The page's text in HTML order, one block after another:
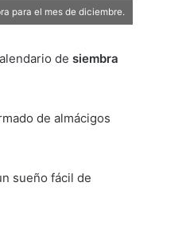
para el mes de diciembre.
de siembra
de almácigos
sueño fácil de